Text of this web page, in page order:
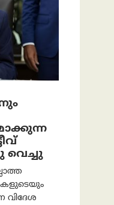
വെച്ചു
വിദേശ